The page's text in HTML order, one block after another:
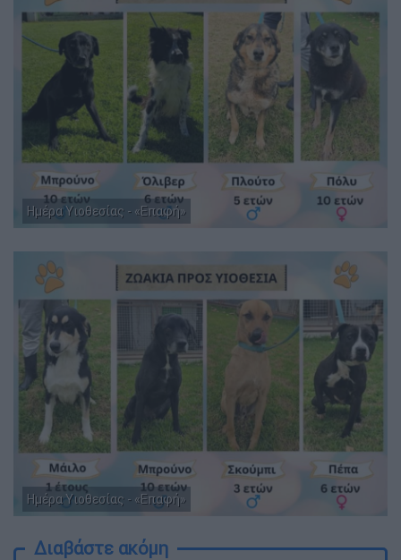
Ημέρα Υιοθεσίας - «Επαφή»
Ημέρα Υιοθεσίας - «Επαφή»
Διαβάστε ακόμη